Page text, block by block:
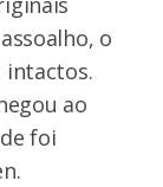
o
intactos.
ao
foi